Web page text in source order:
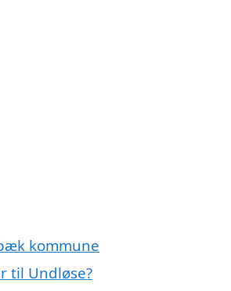
kommune
til Undløse?